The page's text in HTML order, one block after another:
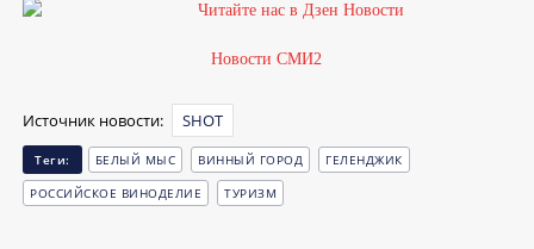
Новости СМИ2
Источник новости: SHOT
Теги: БЕЛЫЙ МЫС ВИННЫЙ ГОРОД
ГЕЛЕНДЖИК
РОССИЙСКОЕ ВИНОДЕЛИЕ
ТУРИЗМ